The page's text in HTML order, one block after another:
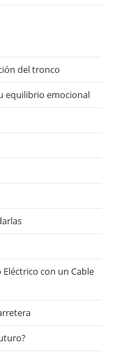
del tronco
equilibrio emocional
con un Cable